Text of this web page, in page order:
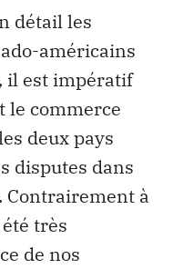
détail les
américains
il est impératif
le commerce
deux pays
disputes dans
à
très
de nos